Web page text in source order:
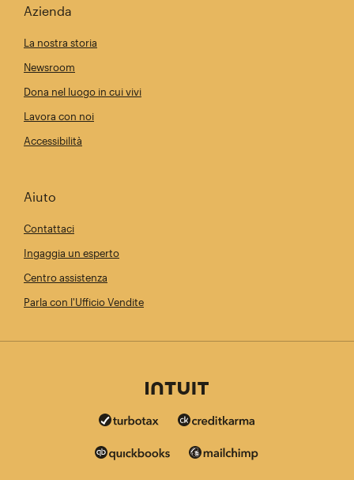
Azienda
La nostra storia
Newsroom
Dona nel luogo in cui vivi
Lavora con noi
Accessibilità
Aiuto
Contattaci
Ingaggia un esperto
Centro assistenza
Parla con l'Ufficio Vendite